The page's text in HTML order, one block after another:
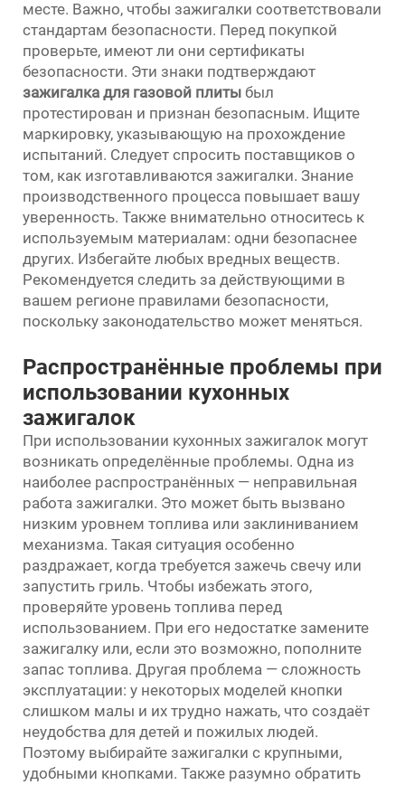
месте. Важно, чтобы зажигалки соответствовали
стандартам безопасности. Перед покупкой
проверьте, имеют ли они сертификаты
безопасности. Эти знаки подтверждают
зажигалка для газовой плиты был
протестирован и признан безопасным. Ищите
маркировку, указывающую на прохождение
испытаний. Следует спросить поставщиков о
том, как изготавливаются зажигалки. Знание
производственного процесса повышает вашу
уверенность. Также внимательно относитесь к
используемым материалам: одни безопаснее
других. Избегайте любых вредных веществ.
Рекомендуется следить за действующими в
вашем регионе правилами безопасности,
поскольку законодательство может меняться.
Распространённые проблемы при
использовании кухонных
зажигалок
При использовании кухонных зажигалок могут
возникать определённые проблемы. Одна из
наиболее распространённых — неправильная
работа зажигалки. Это может быть вызвано
низким уровнем топлива или заклиниванием
механизма. Такая ситуация особенно
раздражает, когда требуется зажечь свечу или
запустить гриль. Чтобы избежать этого,
проверяйте уровень топлива перед
использованием. При его недостатке замените
зажигалку или, если это возможно, пополните
запас топлива. Другая проблема — сложность
эксплуатации: у некоторых моделей кнопки
слишком малы и их трудно нажать, что создаёт
неудобства для детей и пожилых людей.
Поэтому выбирайте зажигалки с крупными,
удобными кнопками. Также разумно обратить